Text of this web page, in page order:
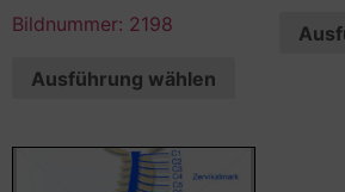
Bildnummer: 2198
Ausführung wählen